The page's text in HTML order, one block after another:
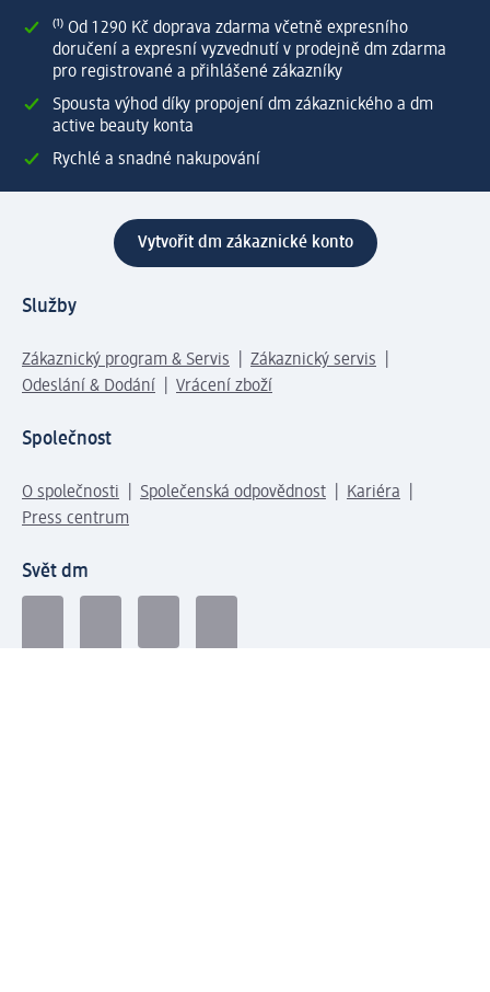
⁽¹⁾ Od 1 290 Kč doprava zdarma včetně expresního
doručení a expresní vyzvednutí v prodejně dm zdarma
pro registrované a přihlášené zákazníky
Spousta výhod díky propojení dm zákaznického a dm
active beauty konta
Rychlé a snadné nakupování
Vytvořit dm zákaznické konto
Služby
Zákaznický program & Servis
Zákaznický servis
Odeslání & Dodání
Vrácení zboží
Společnost
O společnosti Společenská odpovědnost
Kariéra
Press centrum
Svět dm